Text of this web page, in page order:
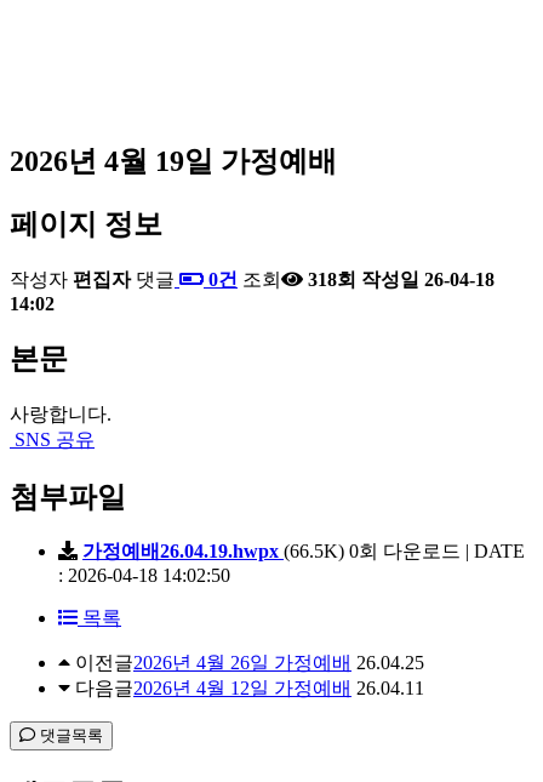
2026년 4월 19일 가정예배
페이지 정보
작성자 편집자 댓글 0건 조회 318회 작성일 26-04-18
14:02
본문
사랑합니다.
SNS 공유
첨부파일
가정예배26.04.19.hwpx (66.5K) 0회 다운로드 | DATE
: 2026-04-18 14:02:50
목록
이전글2026년 4월 26일 가정예배 26.04.25
다음글2026년 4월 12일 가정예배 26.04.11
댓글목록